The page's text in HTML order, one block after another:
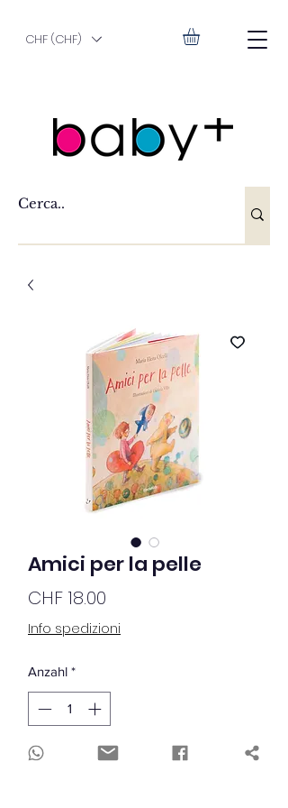
CHF (CHF)
Amici per la pelle
CHF 18.00
Info spedizioni
Anzahl *
Nicht verfügbar